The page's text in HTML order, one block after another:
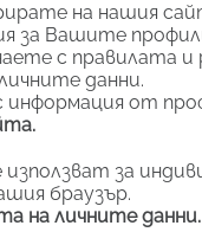
на нашия
за Вашите
с правилата
данни.
от
за
браузър.
на личните данни.